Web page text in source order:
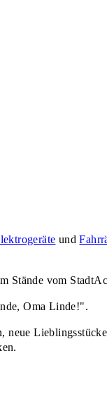
und
Stände vom
Oma Linde!".